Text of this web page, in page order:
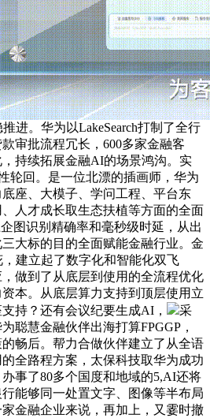
进。华为以LakeSearch打制了全行
审批流程冗长，600多家金融客
持续拓展金融AI的场景鸿沟。实
轮回。是一位北漂的插画师，华为
座、大模子、学问工程、平台东
人才成长取生态扶植等方面的全面
图识别精确率和毫秒级时延，从出
大标的目的全面赋能金融行业。金
建立起了数字化和智能化双飞
做到了从底层到使用的全流程优化
本。从底层算力支持到顶层使用立
持？还有会议纪要生成AI，
采
聪慧金融伙伴出海打算FPGGP，
畅后。帮力合做伙伴建立了从全语
全路程方案，太保科技取华为成功
事了80多个国度和地域的5,AI还将
能够同一处置文字、图像等半布局
金融企业来说，再加上，又霎时撤